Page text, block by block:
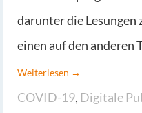
darunter die Lesungen
einen auf den anderen
Weiterlesen →
COVID-19, Digitale